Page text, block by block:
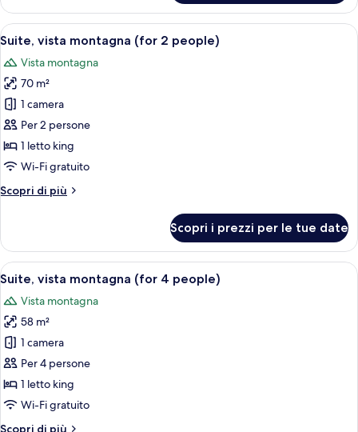
Deluxe,
vista
montagna
Apri
tutte
le
foto
per
Suite,
vista
montagna
2
Un'ampia zona giorno con
6
Suite, vista montagna (for 2 people)
Vista montagna
70 m²
1 camera
Per 2 persone
1 letto king
Wi-Fi gratuito
Scopri di più
Altri
vista
montagna
(for
people)
Scopri i prezzi per le tue date
Apri
tutte
le
foto
per
Suite,
vista
montagna
Un'ampia zona giorno con tavolo
8
Suite, vista montagna (for 4 people)
Vista montagna
58 m²
1 camera
Per 4 persone
1 letto king
Wi-Fi gratuito
Scopri di più
Altri